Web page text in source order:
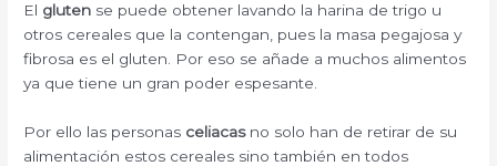
El gluten se puede obtener lavando la harina de trigo u
otros cereales que la contengan, pues la masa pegajosa y
fibrosa es el gluten. Por eso se añade a muchos alimentos
ya que tiene un gran poder espesante.
Por ello las personas celiacasno solo han de retirar de su
alimentación estos cereales sino también en todos